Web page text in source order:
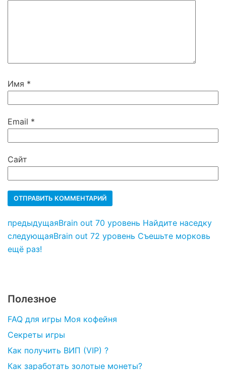
Имя *
Email *
Сайт
предыдущаяBrain out 70 уровень Найдите наседку
следующаяBrain out 72 уровень Съешьте морковь
ещё раз!
Полезное
FAQ для игры Моя кофейня
Секреты игры
Как получить ВИП (VIP) ?
Как заработать золотые монеты?